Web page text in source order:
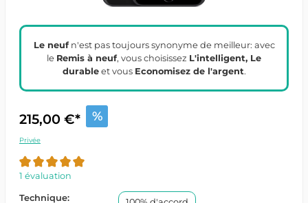
Le neufn'est pas toujours synonyme de meilleur: avec
le Remis à neuf, vous choisissez L'intelligent, Le
durableet vous Economisez de l'argent.
215,00 €* %
Privée
1 évaluation
Technique: